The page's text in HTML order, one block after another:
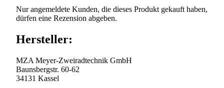
Nur angemeldete Kunden, die dieses Produkt gekauft haben,
dürfen eine Rezension abgeben.
Hersteller:
MZA Meyer-Zweiradtechnik GmbH
Baunsbergstr. 60-62
34131 Kassel